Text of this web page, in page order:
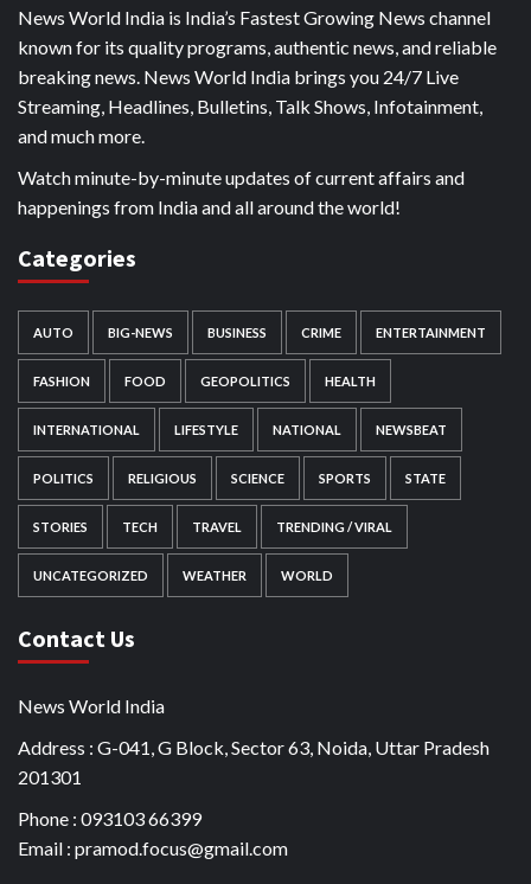
News World India is India’s Fastest Growing News channel
known for its quality programs, authentic news, and reliable
breaking news. News World India brings you 24/7 Live
Streaming, Headlines, Bulletins, Talk Shows, Infotainment,
and much more.
Watch minute-by-minute updates of current affairs and
happenings from India and all around the world!
Categories
AUTO BIG-NEWS BUSINESS CRIME ENTERTAINMENT
FASHION FOOD GEOPOLITICS HEALTH
INTERNATIONAL LIFESTYLE NATIONAL NEWSBEAT
POLITICS RELIGIOUS SCIENCE SPORTS STATE
STORIES TECH TRAVEL TRENDING / VIRAL
UNCATEGORIZED WEATHER WORLD
Contact Us
News World India
Address : G-041, G Block, Sector 63, Noida, Uttar Pradesh
201301
Phone : 093103 66399
Email : pramod.focus@gmail.com